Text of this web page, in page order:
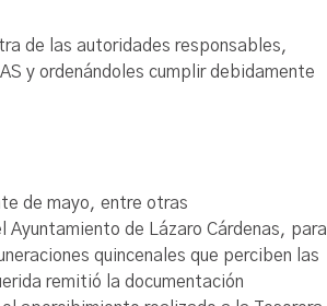
de las autoridades responsables,
y ordenándoles cumplir debidamente
de mayo, entre otras
de Lázaro Cárdenas, para
quincenales que perciben las
remitió la documentación